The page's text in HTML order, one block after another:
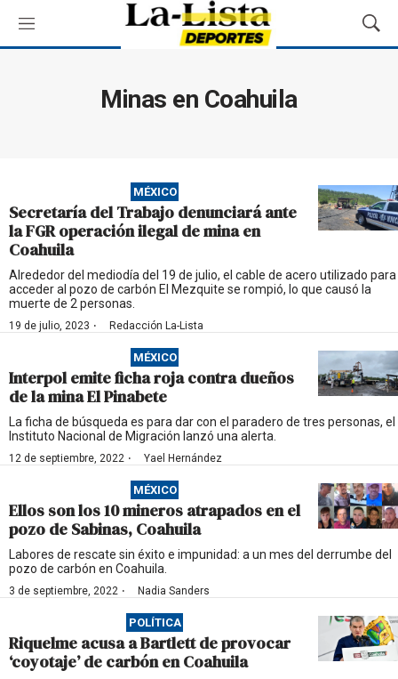
M
e
M
o
ú
s
q
u
d
a
Minas en Coahuila
MÉXICO
Secretaría del Trabajo denunciará ante
la FGR operación ilegal de mina en
Coahuila
Alrededor del mediodía del 19 de julio, el cable de acero utilizado para
acceder al pozo de carbón El Mezquite se rompió, lo que causó la
muerte de 2 personas.
19 de julio, 2023 · Redacción La-Lista
MÉXICO
Interpol emite ficha roja contra dueños
de la mina El Pinabete
La ficha de búsqueda es para dar con el paradero de tres personas, el
Instituto Nacional de Migración lanzó una alerta.
12 de septiembre, 2022 · Yael Hernández
MÉXICO
Ellos son los 10 mineros atrapados en el
pozo de Sabinas, Coahuila
Labores de rescate sin éxito e impunidad: a un mes del derrumbe del
pozo de carbón en Coahuila.
3 de septiembre, 2022 · Nadia Sanders
POLÍTICA
Riquelme acusa a Bartlett de provocar
‘coyotaje’ de carbón en Coahuila